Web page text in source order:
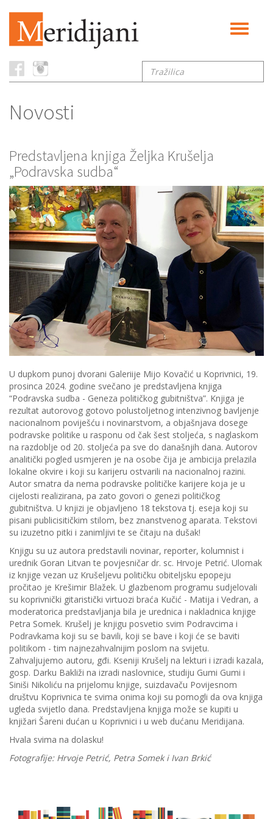
Toggle
Tražilica
Novosti
Predstavljena knjiga Željka Krušelja
„Podravska sudba“
U dupkom punoj dvorani Galeriije Mijo Kovačić u Koprivnici, 19.
prosinca 2024. godine svečano je predstavljena knjiga
“Podravska sudba - Geneza političkog gubitništva”. Knjiga je
rezultat autorovog gotovo polustoljetnog intenzivnog bavljenje
nacionalnom poviješću i novinarstvom, a objašnjava dosege
podravske politike u rasponu od čak šest stoljeća, s naglaskom
na razdoblje od 20. stoljeća pa sve do današnjih dana. Autorov
analitički pogled usmjeren je na osobe čija je ambicija prelazila
lokalne okvire i koji su karijeru ostvarili na nacionalnoj razini.
Autor smatra da nema podravske političke karijere koja je u
cijelosti realizirana, pa zato govori o genezi političkog
gubitništva. U knjizi je objavljeno 18 tekstova tj. eseja koji su
pisani publicisitičkim stilom, bez znanstvenog aparata. Tekstovi
su izuzetno pitki i zanimljivi te se čitaju na dušak!
Knjigu su uz autora predstavili novinar, reporter, kolumnist i
urednik Goran Litvan te povjesničar dr. sc. Hrvoje Petrić. Ulomak
iz knjige vezan uz Krušeljevu političku obiteljsku epopeju
pročitao je Krešimir Blažek. U glazbenom programu sudjelovali
su koprivnički gitaristički virtuozi braća Kučić - Matija i Vedran, a
moderatorica predstavljanja bila je urednica i nakladnica knjige
Petra Somek. Krušelj je knjigu posvetio svim Podravcima i
Podravkama koji su se bavili, koji se bave i koji će se baviti
politikom - tim najnezahvalnijim poslom na svijetu.
Zahvaljujemo autoru, gđi. Kseniji Krušelj na lekturi i izradi kazala,
gosp. Darku Bakliži na izradi naslovnice, studiju Gumi Gumi i
Siniši Nikoliću na prijelomu knjige, suizdavaču Povijesnom
društvu Koprivnica te svima onima koji su pomogli da ova knjiga
ugleda svijetlo dana. Predstavljena knjiga može se kupiti u
knjižari Šareni dućan u Koprivnici i u web dućanu Meridijana.
Hvala svima na dolasku!
Fotografije: Hrvoje Petrić, Petra Somek i Ivan Brkić